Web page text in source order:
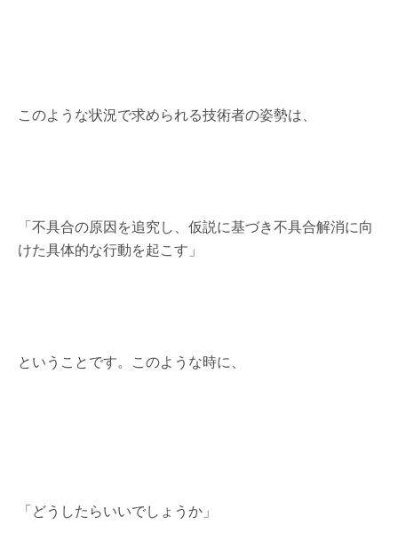
このような状況で求められる技術者の姿勢は、
「不具合の原因を追究し、仮説に基づき不具合解消に向
けた具体的な行動を起こす」
ということです。このような時に、
「どうしたらいいでしょうか」